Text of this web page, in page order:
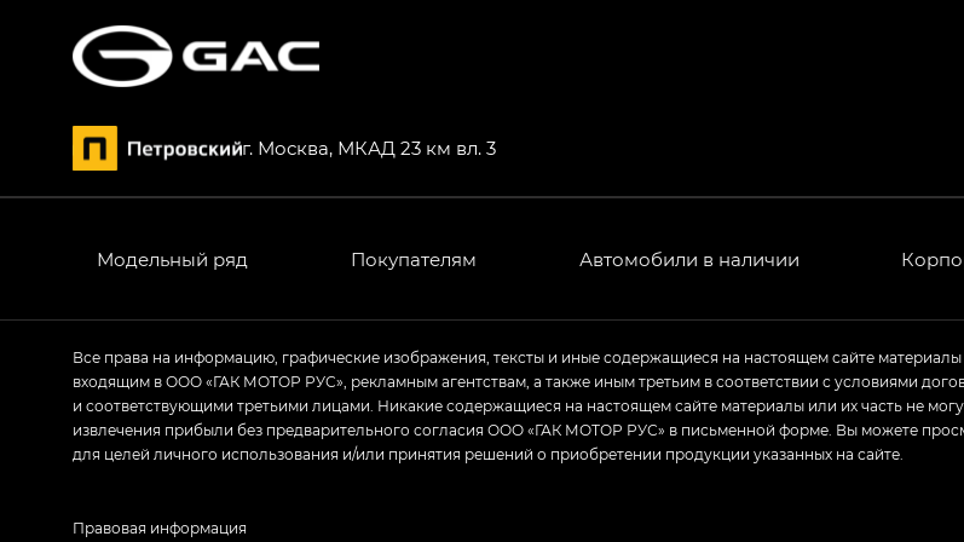
г. Москва, МКАД 23 км вл. 3
Модельный ряд Покупателям Автомобили в наличии
Все права на информацию, графические изображения, тексты и иные содержащиеся на настоящем сайте
входящим в ООО «ГАК МОТОР РУС», рекламным агентствам, а также иным третьим в соответствии с условиями
и соответствующими третьими лицами. Никакие содержащиеся на настоящем сайте материалы или их часть не
извлечения прибыли без предварительного согласия ООО «ГАК МОТОР РУС» в письменной форме. Вы можете
для целей личного использования и/или принятия решений о приобретении продукции указанных на сайте.
Правовая информация